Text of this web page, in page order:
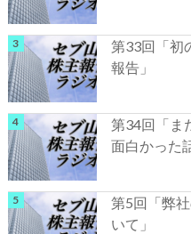
第33回「初
報告」
第34回「ま
面白かった
第5回「弊
いて」